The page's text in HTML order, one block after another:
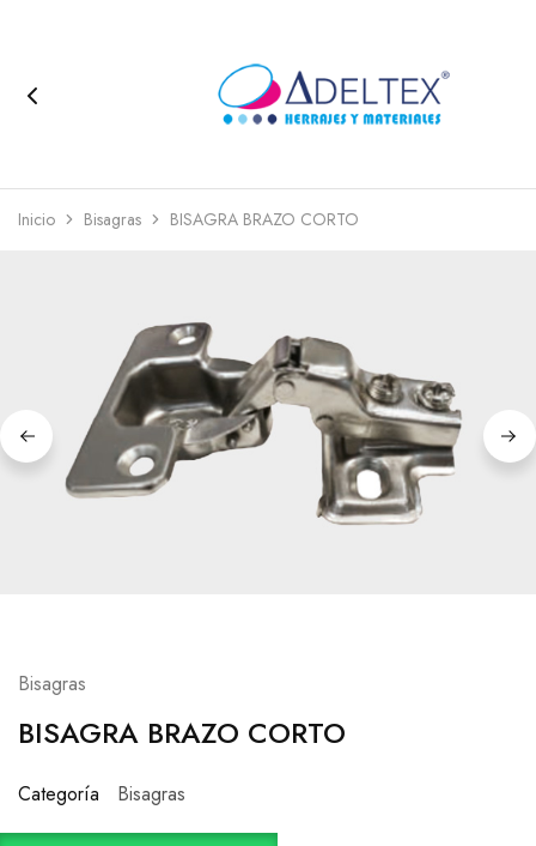
Inicio Bisagras BISAGRA BRAZO CORTO
Bisagras
BISAGRA BRAZO CORTO
Categoría Bisagras